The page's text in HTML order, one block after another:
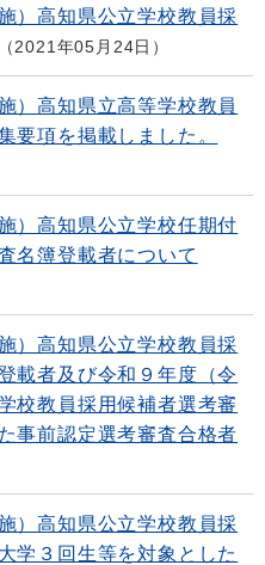
）高知県公立学校教員採
2021年05月24日
）高知県立高等学校教員
要項を掲載しました。
）高知県公立学校任期付
名簿登載者について
）高知県公立学校教員採
載者及び令和９年度（令
校教員採用候補者選考審
事前認定選考審査合格者
）高知県公立学校教員採
学３回生等を対象とした